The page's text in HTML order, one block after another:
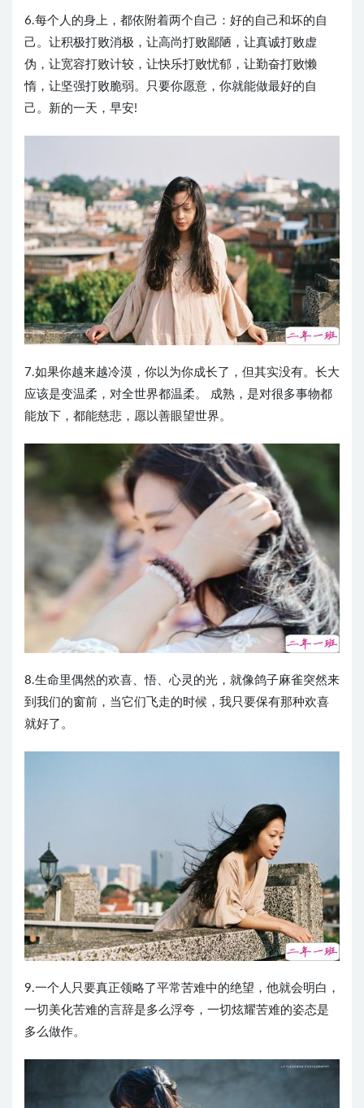
6.每个人的身上，都依附着两个自己：好的自己和坏的自
己。让积极打败消极，让高尚打败鄙陋，让真诚打败虚
伪，让宽容打败计较，让快乐打败忧郁，让勤奋打败懒
惰，让坚强打败脆弱。只要你愿意，你就能做最好的自
己。新的一天，早安!
7.如果你越来越冷漠，你以为你成长了，但其实没有。长大
应该是变温柔，对全世界都温柔。 成熟，是对很多事物都
能放下，都能慈悲，愿以善眼望世界。
8.生命里偶然的欢喜、悟、心灵的光，就像鸽子麻雀突然来
到我们的窗前，当它们飞走的时候，我只要保有那种欢喜
就好了。
9.一个人只要真正领略了平常苦难中的绝望，他就会明白，
一切美化苦难的言辞是多么浮夸，一切炫耀苦难的姿态是
多么做作。